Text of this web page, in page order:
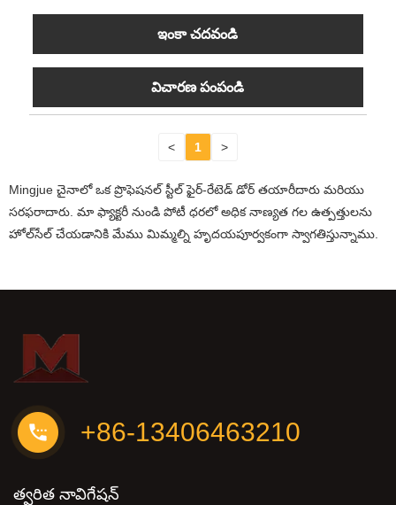
ఇంకా చదవండి
విచారణ పంపండి
< 1 >
Mingjue చైనాలో ఒక ప్రొఫెషనల్ స్టీల్ ఫైర్-రేటెడ్ డోర్ తయారీదారు మరియు
సరఫరాదారు. మా ఫ్యాక్టరీ నుండి పోటీ ధరలో అధిక నాణ్యత గల ఉత్పత్తులను
హోల్‌సేల్ చేయడానికి మేము మిమ్మల్ని హృదయపూర్వకంగా స్వాగతిస్తున్నాము.
+86-13406463210
త్వరిత నావిగేషన్